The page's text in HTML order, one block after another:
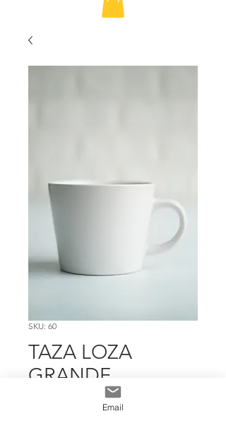
SKU: 60
TAZA LOZA
GRANDE
BLANCOEmail